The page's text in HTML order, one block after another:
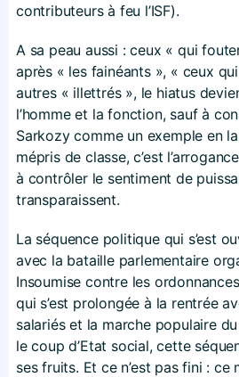
contributeurs à feu l’ISF).
A sa peau aussi : ceux « qui
après « les fainéants », « ceux
autres « illettrés », le hiatus
l’homme et la fonction, sauf à
Sarkozy comme un exemple en
mépris de classe, c’est
à contrôler le sentiment de
transparaissent.
La séquence politique qui s’est
avec la bataille parlementaire
Insoumise contre les
qui s’est prolongée à la rentrée
salariés et la marche populaire
le coup d’Etat social, cette
ses fruits. Et ce n’est pas fini :